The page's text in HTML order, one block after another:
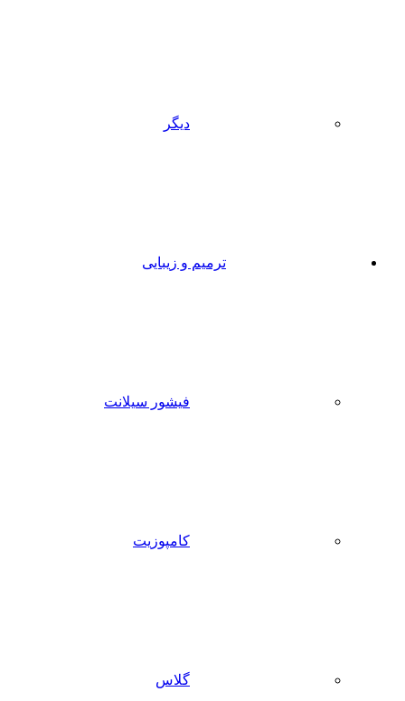
دیگر
ترمیم و زیبایی
فیشور سیلانت
کامپوزیت
گلاس